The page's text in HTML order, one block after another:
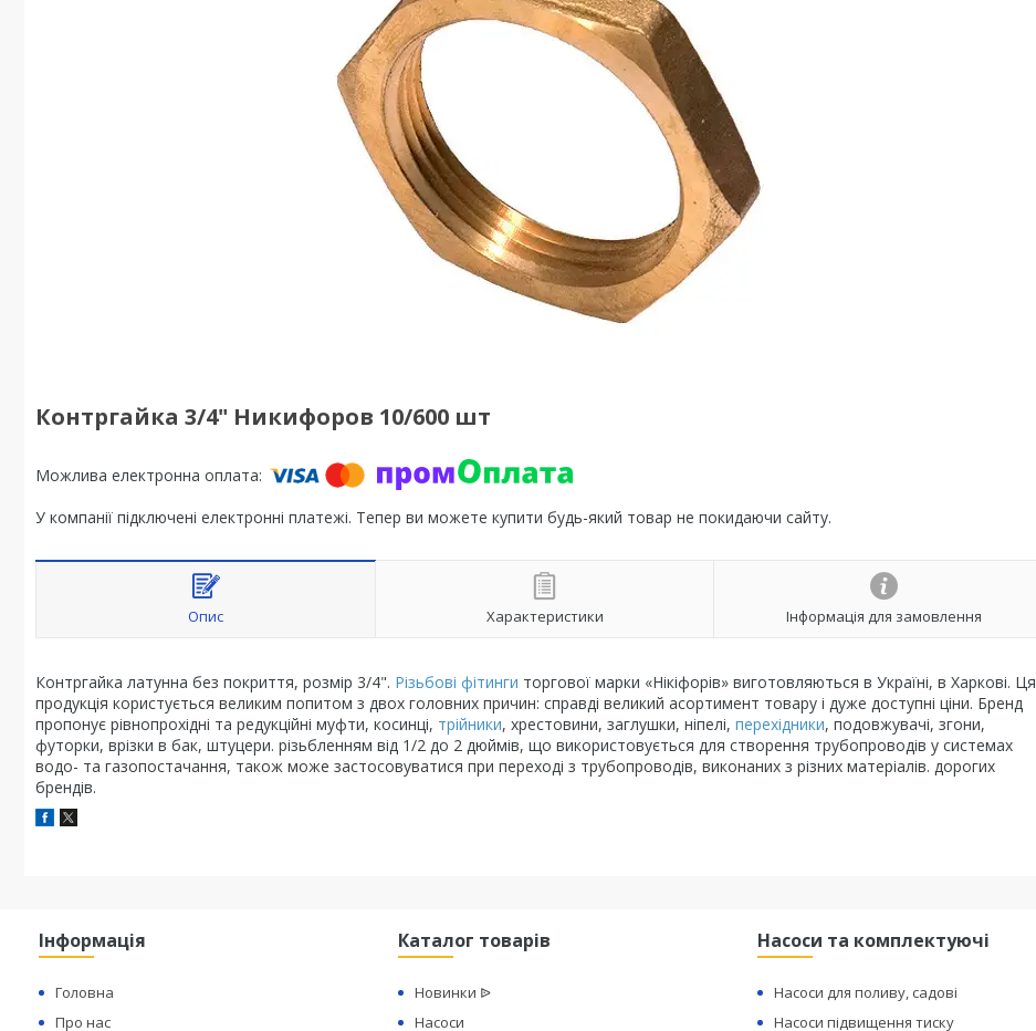
Контргайка 3/4" Никифоров 10/600 шт
У компанії підключені електронні платежі. Тепер ви можете купити будь-який товар не покидаючи сайту.
Опис Характеристики Інформація для замовлення
Контргайка латунна без покриття, розмір 3/4". Різьбові фітинги торгової марки «Нікіфорів» виготовляються в Україні, в Харкові. Ця
продукція користується великим попитом з двох головних причин: справді великий асортимент товару і дуже доступні ціни. Бренд
пропонує рівнопрохідні та редукційні муфти, косинці, трійники, хрестовини, заглушки, ніпелі, перехідники, подовжувачі, згони,
футорки, врізки в бак, штуцери. різьбленням від 1/2 до 2 дюймів, що використовується для створення трубопроводів у системах
водо- та газопостачання, також може застосовуватися при переході з трубопроводів, виконаних з різних матеріалів. дорогих
брендів.
Інформація
Головна
Про нас
Каталог товарів
Новинки ᐉ
Насоси
Насоси та комплектуючі
Насоси для поливу, садові
Насоси підвищення тиску